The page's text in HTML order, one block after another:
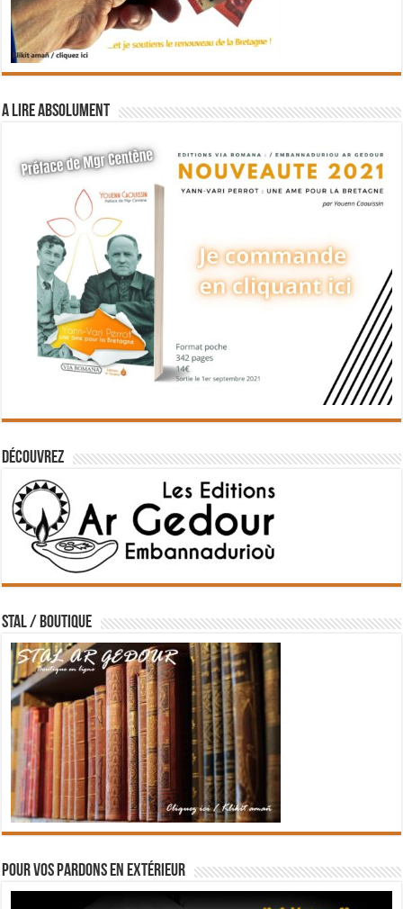
A lire absolument
Découvrez
STAL / BOUTIQUE
Pour vos pardons en extérieur